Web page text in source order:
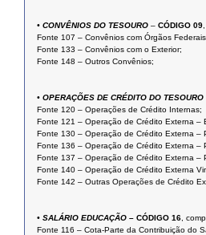
• CONVÊNIOS DO TESOURO – CÓDIGO 09
Fonte 107 – Convênios com Órgãos
Fonte 133 – Convênios com o Exterior;
Fonte 148 – Outros Convênios;
• OPERAÇÕES DE CRÉDITO DO TESOURO
Fonte 120 – Operações de Crédito Internas;
Fonte 121 – Operação de Crédito Externa –
Fonte 130 – Operação de Crédito Externa –
Fonte 136 – Operação de Crédito Externa –
Fonte 137 – Operação de Crédito Externa –
Fonte 140 – Operação de Crédito Externa
Fonte 142 – Outras Operações de Crédito
• SALÁRIO EDUCAÇÃO – CÓDIGO 16 ,
Fonte 116 – Cota-Parte da Contribuição do